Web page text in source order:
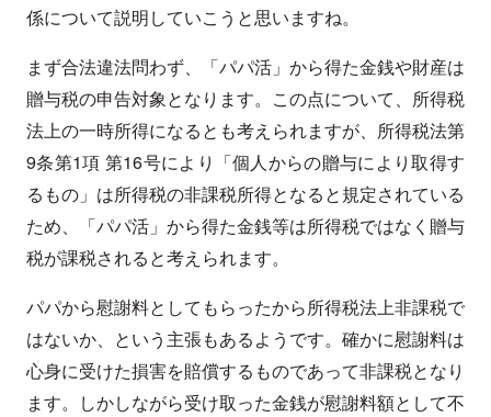
係について説明していこうと思いますね。
まず合法違法問わず、「パパ活」から得た金銭や財産は
贈与税の申告対象となります。この点について、所得税
法上の一時所得になるとも考えられますが、所得税法第
9条第1項 第16号により「個人からの贈与により取得す
るもの」は所得税の非課税所得となると規定されている
ため、「パパ活」から得た金銭等は所得税ではなく贈与
税が課税されると考えられます。
パパから慰謝料としてもらったから所得税法上非課税で
はないか、という主張もあるようです。確かに慰謝料は
心身に受けた損害を賠償するものであって非課税となり
ます。しかしながら受け取った金銭が慰謝料額として不